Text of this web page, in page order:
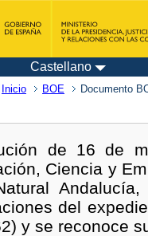
Castellano
Inicio BOE Documento
de 16 de
Ciencia y
del
y se reconoce